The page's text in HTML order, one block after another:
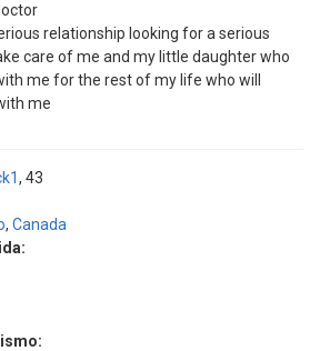
relationship looking for a serious
care of me and my little daughter who
me for the rest of my life who will
me
43
, Canada